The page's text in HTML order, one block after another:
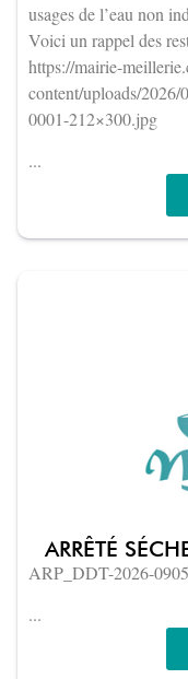
usages de l’eau non
Voici un rappel des
https://mairie-
content/uploads/2026/
0001-212×300.jpg
...
ARRÊTÉ
ARP_DDT-2026-0905
...